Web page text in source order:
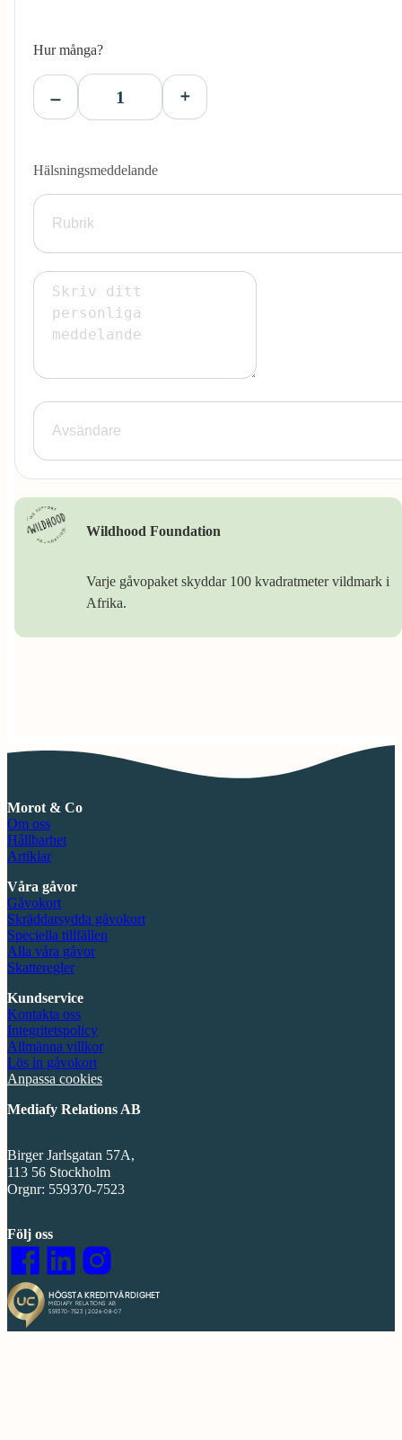
Hur många?
Hälsningsmeddelande
Wildhood Foundation
Varje gåvopaket skyddar 100 kvadratmeter vildmark i
Afrika.
Morot & Co
Om oss
Hållbarhet
Artiklar
Våra gåvor
Gåvokort
Skräddarsydda gåvokort
Speciella tillfällen
Alla våra gåvor
Skatteregler
Kundservice
Kontakta oss
Integritetspolicy
Allmänna villkor
Lös in gåvokort
Anpassa cookies
Mediafy Relations AB
Birger Jarlsgatan 57A,
113 56 Stockholm
Orgnr: 559370-7523
Följ oss